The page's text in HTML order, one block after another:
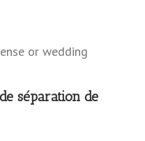
séparation de